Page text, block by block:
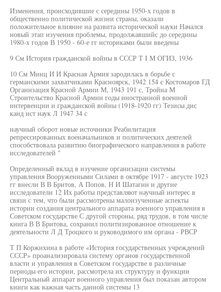
Изменения, происходившие с середины 1950-х годов в
общественно политической жизни страны, оказали
положительное влияние на развита исторической науки Начался
новый этап изучения проблемы, продолжавшийс до середины
1980-х годов В 1950 - 60-е гг историками были введены
9 См История гражданской войны в СССР Т I М ОГИЗ, 1936
10 См Минц И И Красная Армия зародилась в борьбе с
германскими захватчиками Красноярск, 1942 154 с Костомаров ГД
Организация Красной Армии М, 1943 191 с, Тройна М
Строительство Красной Армии годы иностранной военной
интервенции и гражданской войны (1918-1920 гг) Тезисы дис
канд ист наук Л 1947 34 с
научный оборот новые источники Реабилитация
репрессированных военачальников и политических деятелей
способствовала развитию биографического направления в работе
исследователей "
Определенный вклад в изучение организации системы
управления Вооруженными Силами в октябре 1917 - августе 1923
гг внесли В В Бритов, А Попов, Н И Шатагнн и другие
исследователи 12 Их работы представляют научный интерес в
связи с тем, что были рассмотрены малоизученные аспекты
истории создания центрального аппарата военного управления в
Советском государстве С другой стороны, ряд трудов, в том числе
книга В В Бритова, сохранил политизированное отношение к
деятельности Л Д Троцкого и руководимого им органа - РВСР
Т П Коржихина в работе «История государственных учреждений
СССР» проанализировала систему органов государственной
власти и управления в Советском государстве в различные
периоды его истории, рассмотрела их структуру и функции
Центральный аппарат военного управления был показан автором
книги как важная часть данной системы 13